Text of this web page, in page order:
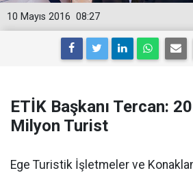
08:27
10 Mayıs 2016
ETİK Başkanı Tercan:
Milyon Turist
Ege Turistik İşletmeler ve